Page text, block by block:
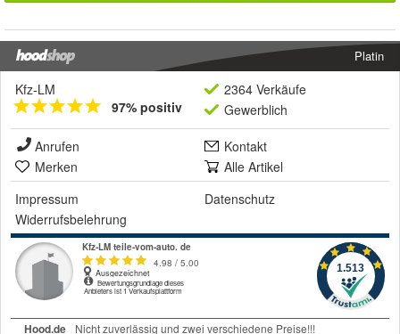
Platin
Kfz-LM
97% positiv
2364 Verkäufe
Gewerblich
Anrufen
Kontakt
Merken
Alle Artikel
Impressum
Datenschutz
Widerrufsbelehrung